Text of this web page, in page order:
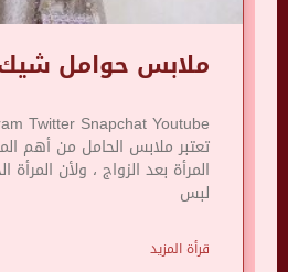
ملابس حوامل
تعتبر ملابس الحامل من أهم
المرأة بعد الزواج ، ولأن المرأة
لبس
قرأة المزيد